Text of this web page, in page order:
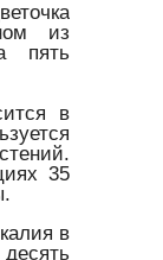
из
пять
в
35
в